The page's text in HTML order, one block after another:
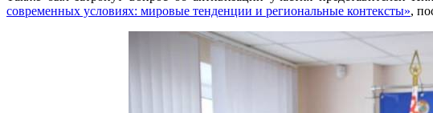
современных условиях: мировые тенденции и региональные контексты»,